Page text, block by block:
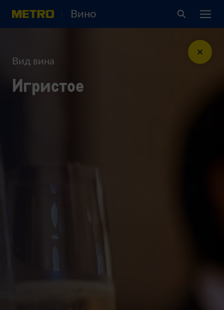
Вино
Вид вина
Игристое